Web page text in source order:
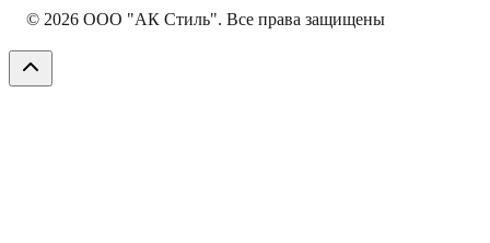
© 2026 ООО "АК Стиль". Все права защищены